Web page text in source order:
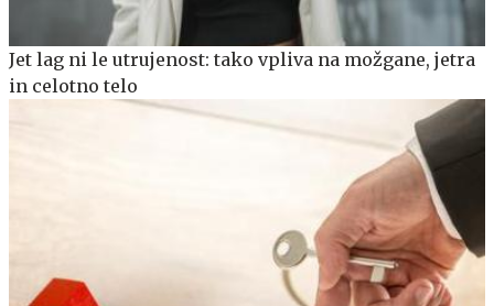
Jet lag ni le utrujenost: tako vpliva na možgane, jetra
in celotno telo